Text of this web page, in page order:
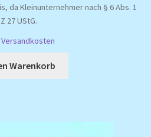
da Kleinunternehmer nach § 6 Abs. 1
Z 27 UStG.
Versandkosten
Warenkorb